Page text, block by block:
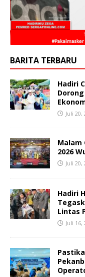
BARITA TERBARU
Hadiri
Juli 20,
Malam
2026
Juli 20,
Hadiri
Lintas
Juli 16,